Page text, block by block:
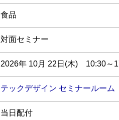
食品
対面セミナー
2026年 10月 22日(木) 10:30～
テックデザイン セミナールー
当日配付